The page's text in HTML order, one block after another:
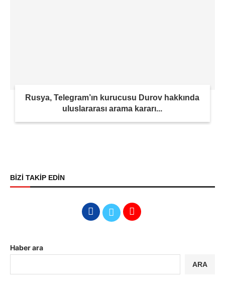
Rusya, Telegram’ın kurucusu Durov hakkında
uluslararası arama kararı...
BİZİ TAKİP EDİN
Haber ara
ARA